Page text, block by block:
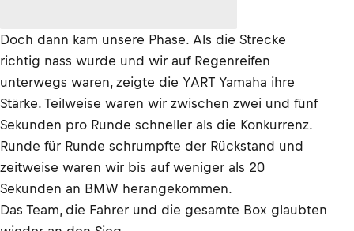
Doch dann kam unsere Phase. Als die Strecke
richtig nass wurde und wir auf Regenreifen
unterwegs waren, zeigte die YART Yamaha ihre
Stärke. Teilweise waren wir zwischen zwei und fünf
Sekunden pro Runde schneller als die Konkurrenz.
Runde für Runde schrumpfte der Rückstand und
zeitweise waren wir bis auf weniger als 20
Sekunden an BMW herangekommen.
Das Team, die Fahrer und die gesamte Box glaubten